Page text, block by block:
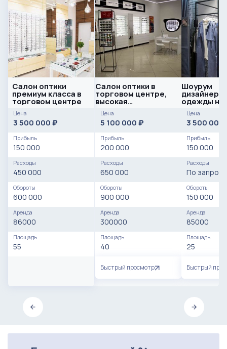
Салон оптики
премиум класса в
торговом центре
Цена
3 500 000 ₽
Прибыль
150 000
Расходы
450 000
Обороты
600 000
Аренда
86000
Площадь
55
Салон оптики в
торговом центре,
высокая
проходимость
Цена
5 100 000 ₽
Прибыль
200 000
Расходы
650 000
Обороты
900 000
Аренда
300000
Площадь
40
Быстрый просмотр
Шоурум
одежды на
Цена
3 500 000
Прибыль
150 000
Расходы
По запросу
Обороты
150 000
Аренда
85000
Площадь
25
Быстрый